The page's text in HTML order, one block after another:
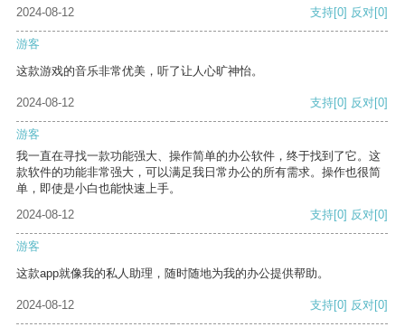
2024-08-12
支持[0] 反对[0]
游客
这款游戏的音乐非常优美，听了让人心旷神怡。
2024-08-12 支持[0] 反对[0]
游客
我一直在寻找一款功能强大、操作简单的办公软件，终于找到了它。这
款软件的功能非常强大，可以满足我日常办公的所有需求。操作也很简
单，即使是小白也能快速上手。
2024-08-12
支持[0] 反对[0]
游客
这款app就像我的私人助理，随时随地为我的办公提供帮助。
2024-08-12 支持[0] 反对[0]